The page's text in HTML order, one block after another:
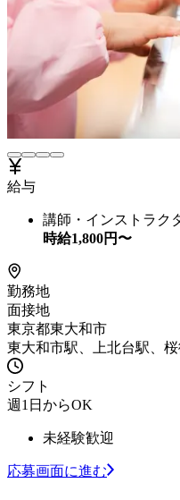
給与
講師・インストラク
時給1,800円〜
勤務地
面接地
東京都東大和市
東大和市駅、上北台駅、
シフト
週1日からOK
未経験歓迎
応募画面に進む